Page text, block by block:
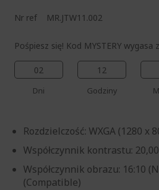
Nr ref MR.JTW11.002
Pośpiesz się! Kod MYSTERY wygasa
02
Dni
12
Godziny
Rozdzielczość: WXGA (1280 x
Współczynnik kontrastu:
Współczynnik obrazu: 16:10
(Compatible)